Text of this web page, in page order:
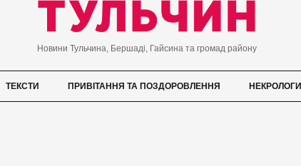
Новини Тульчина, Бершаді, Гайсина та громад району
ТЕКСТИ ПРИВІТАННЯ ТА ПОЗДОРОВЛЕННЯ НЕКРОЛОГИ